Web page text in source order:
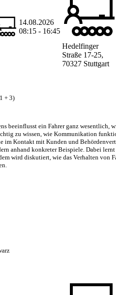
14.08.2026
08:15 - 16:45
Hedelfinger
Straße 17-25,
70327 Stuttgart
+ 3)
beeinflusst ein Fahrer ganz wesentlich,
zu wissen, wie Kommunikation
im Kontakt mit Kunden und
anhand konkreter Beispiele. Dabei
wird diskutiert, wie das Verhalten von